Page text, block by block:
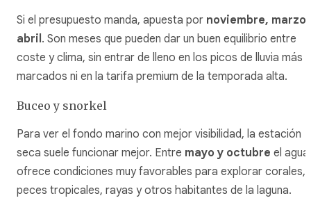
Si el presupuesto manda, apuesta por noviembre, marzo
abril. Son meses que pueden dar un buen equilibrio entre
coste y clima, sin entrar de lleno en los picos de lluvia más
marcados ni en la tarifa premium de la temporada alta.
Buceo y snorkel
Para ver el fondo marino con mejor visibilidad, la estación
seca suele funcionar mejor. Entre mayo y octubre el agua
ofrece condiciones muy favorables para explorar corales,
peces tropicales, rayas y otros habitantes de la laguna.